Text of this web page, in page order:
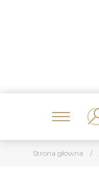
Strona główna /